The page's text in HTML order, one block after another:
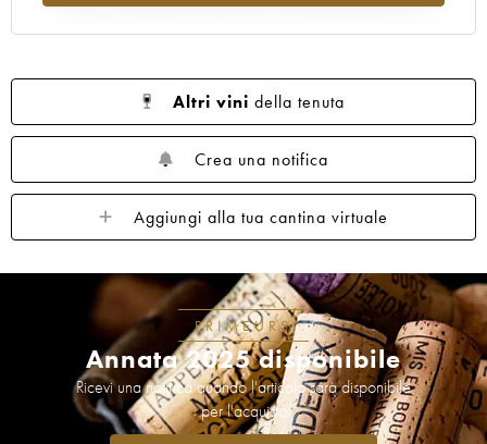
1957
1955 1954 1953
1952
1950
1949 1948 1947
1946
1943 1942 1940
1934
1921
1919 1918 1904
1878
Altri vini della tenuta
Crea una notifica
Aggiungi alla tua cantina virtuale
PRIMEURS
Annata 2025 disponibile
Ricevi una notifica quando l'articolo sarà disponibile
per l'acquisto